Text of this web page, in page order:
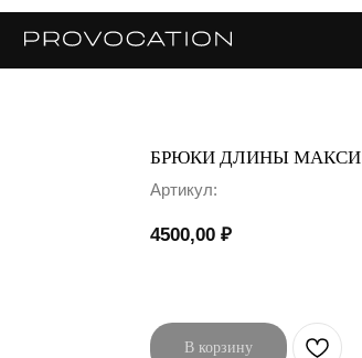
БРЮКИ ДЛИНЫ МАКСИ
Артикул:
4500,00 ₽
В корзину